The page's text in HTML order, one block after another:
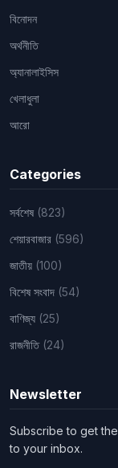
বিনোদন
অর্থনীতি
অ্যানালাইসিস
খেলাধুলা
আরো
Categories
সর্বশেষ (823)
শেয়ারবাজার (596)
জাতীয় (100)
বিশেষ সংবাদ (54)
বাণিজ্য (25)
রাজনীতি (24)
Newsletter
Subscribe to get
to your inbox.